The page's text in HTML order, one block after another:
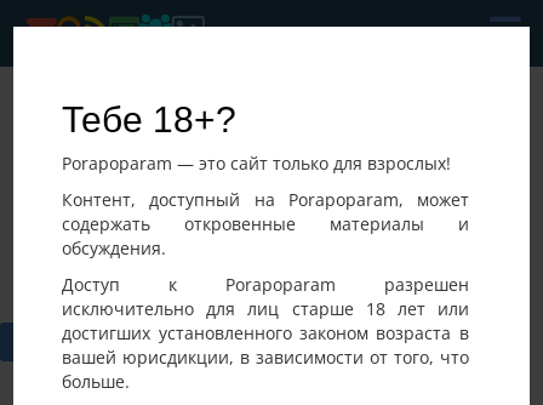
Тебе 18+?
Porapoparam — это сайт только для взрослых!
Контент, доступный на Porapoparam, может
содержать откровенные материалы и
обсуждения.
Доступ к Porapoparam разрешен
исключительно для лиц старше 18 лет или
достигших установленного законом возраста в
вашей юрисдикции, в зависимости от того, что
больше.
Parochka
04-08-2026 20:57
Украина, Калиновка